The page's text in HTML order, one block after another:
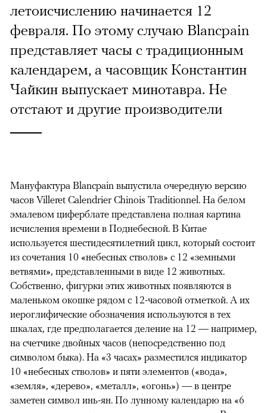
летоисчислению начинается 12
февраля. По этому случаю Blancpain
представляет часы с традиционным
календарем, а часовщик Константин
Чайкин выпускает минотавра. Не
отстают и другие производители
Мануфактура Blancpain выпустила очередную версию
часов Villeret Calendrier Chinois Traditionnel. На белом
эмалевом циферблате представлена полная картина
исчисления времени в Поднебесной. В Китае
используется шестидесятилетний цикл, который состоит
из сочетания 10 «небесных стволов» с 12 «земными
ветвями», представленными в виде 12 животных.
Собственно, фигурки этих животных появляются в
маленьком окошке рядом с 12-часовой отметкой. А их
иероглифические обозначения используются в тех
шкалах, где предполагается деление на 12 — например,
на счетчике двойных часов (непосредственно под
символом быка). На «3 часах» разместился индикатор
10 «небесных стволов» и пяти элементов («вода»,
«земля», «дерево», «металл», «огонь») — в центре
заметен символ инь-ян. По лунному календарю на «6